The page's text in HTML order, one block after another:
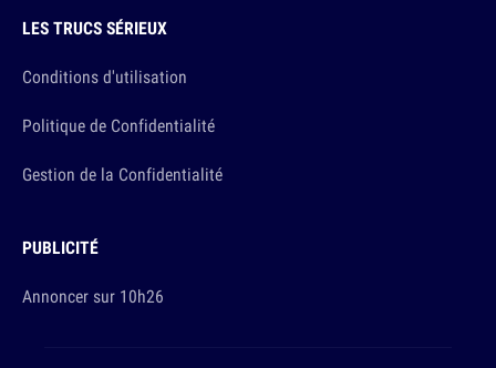
LES TRUCS SÉRIEUX
Conditions d'utilisation
Politique de Confidentialité
Gestion de la Confidentialité
PUBLICITÉ
Annoncer sur 10h26